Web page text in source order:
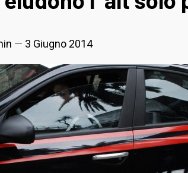
3 Giugno 2014